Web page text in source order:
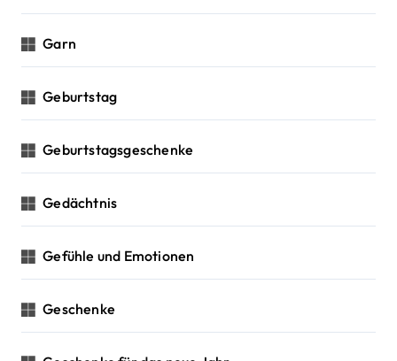
Garn
Geburtstag
Geburtstagsgeschenke
Gedächtnis
Gefühle und Emotionen
Geschenke